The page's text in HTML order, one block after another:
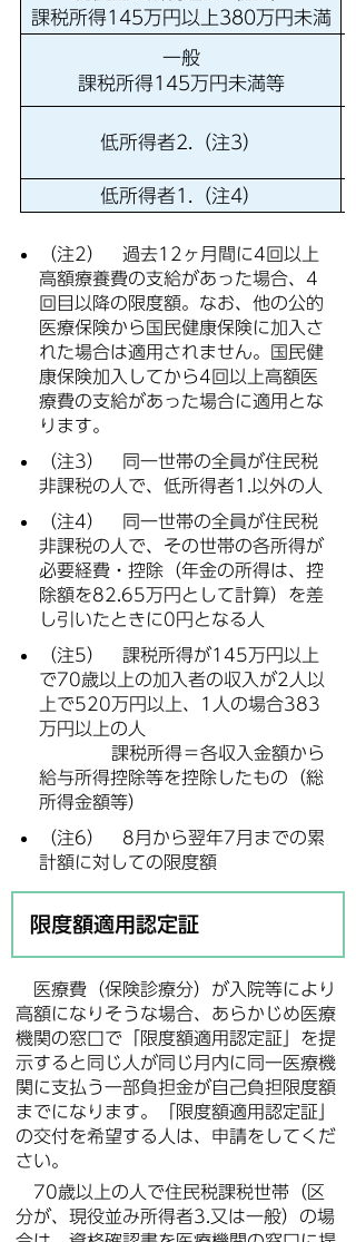
課税所得145万円以上380万円未満
一般
課税所得145万円未満等
低所得者2.（注3）
低所得者1.（注4）
（注2） 過去12ヶ月間に4回以上
高額療養費の支給があった場合、4
回目以降の限度額。なお、他の公的
医療保険から国民健康保険に加入さ
れた場合は適用されません。国民健
康保険加入してから4回以上高額医
療費の支給があった場合に適用とな
ります。
（注3） 同一世帯の全員が住民税
非課税の人で、低所得者1.以外の人
（注4） 同一世帯の全員が住民税
非課税の人で、その世帯の各所得が
必要経費・控除（年金の所得は、控
除額を82.65万円として計算）を差
し引いたときに0円となる人
（注5） 課税所得が145万円以上
で70歳以上の加入者の収入が2人以
上で520万円以上、1人の場合383
万円以上の人
課税所得＝各収入金額から
給与所得控除等を控除したもの（総
所得金額等）
（注6） 8月から翌年7月までの累
計額に対しての限度額
限度額適用認定証
医療費（保険診療分）が入院等により
高額になりそうな場合、あらかじめ医療
機関の窓口で「限度額適用認定証」を提
示すると同じ人が同じ月内に同一医療機
関に支払う一部負担金が自己負担限度額
までになります。「限度額適用認定証」
の交付を希望する人は、申請をしてくだ
さい。
70歳以上の人で住民税課税世帯（区
分が、現役並み所得者3.又は一般）の場